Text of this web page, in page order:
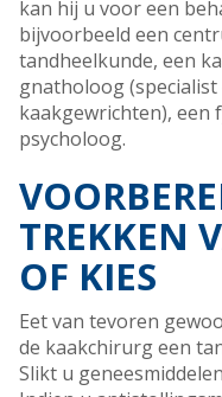
kan hij u voor een
bijvoorbeeld een
tandheelkunde, een
gnatholoog
kaakgewrichten), een
psycholoog.
TREKKEN
OF KIES
Eet van tevoren
de kaakchirurg een
Slikt u